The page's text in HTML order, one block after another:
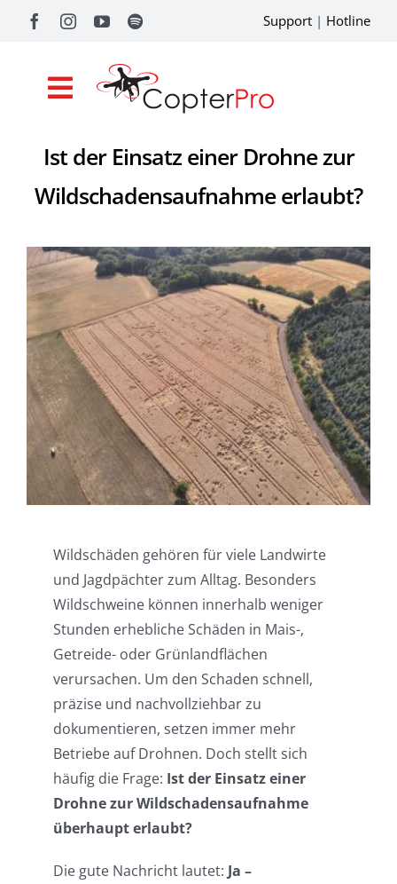
Support | Hotline
Toggle
Navigation
Shop
Drohnenförderung
Academy
Referenzen
Pilotentools
Service
Einsatzgebiete
Karriere
Ist der Einsatz einer Drohne zur
Wildschadensaufnahme erlaubt?
Wildschäden gehören für viele Landwirte
und Jagdpächter zum Alltag. Besonders
Wildschweine können innerhalb weniger
Stunden erhebliche Schäden in Mais-,
Getreide- oder Grünlandflächen
verursachen. Um den Schaden schnell,
präzise und nachvollziehbar zu
dokumentieren, setzen immer mehr
Betriebe auf Drohnen. Doch stellt sich
häufig die Frage: Ist der Einsatz einer
Drohne zur Wildschadensaufnahme
überhaupt erlaubt?
Die gute Nachricht lautet: Ja –